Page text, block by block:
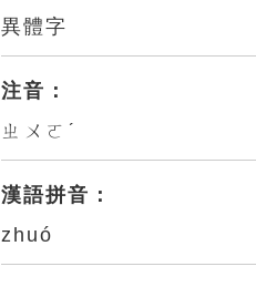
異體字
注音：
ㄓㄨㄛˊ
漢語拼音：
zhuó